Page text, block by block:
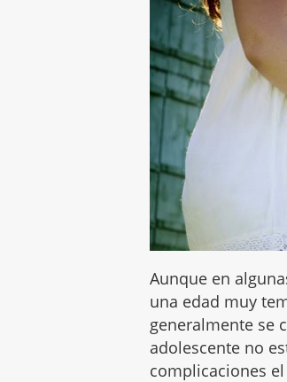
Aunque en
una edad muy
generalmente se
adolescente no
complicaciones